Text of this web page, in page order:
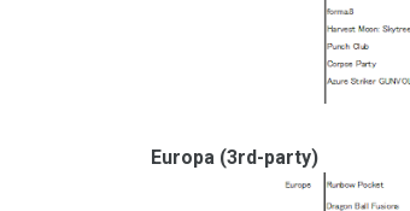
Europa (3rd-party)